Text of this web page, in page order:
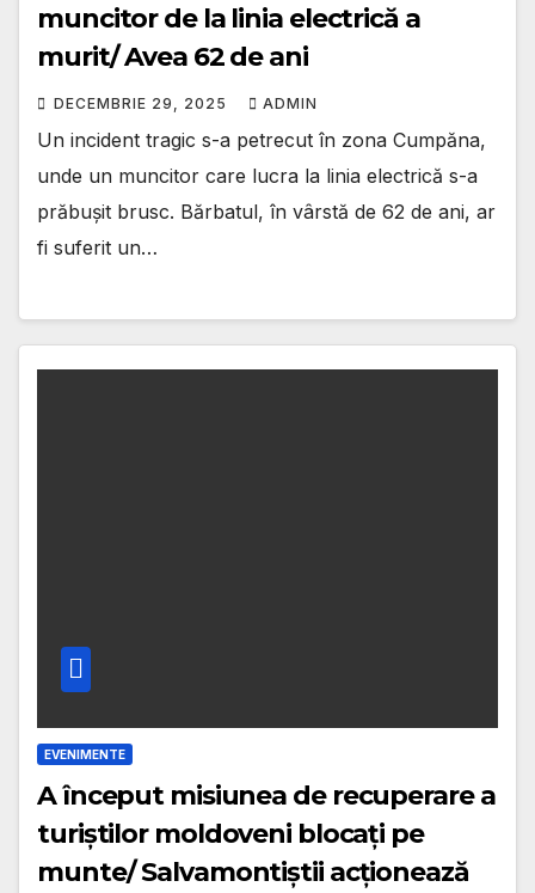
muncitor de la linia electrică a
murit/ Avea 62 de ani
DECEMBRIE 29, 2025 ADMIN
Un incident tragic s-a petrecut în zona Cumpăna,
unde un muncitor care lucra la linia electrică s-a
prăbușit brusc. Bărbatul, în vârstă de 62 de ani, ar
fi suferit un…
EVENIMENTE
A început misiunea de recuperare a
turiștilor moldoveni blocați pe
munte/ Salvamontiștii acționează